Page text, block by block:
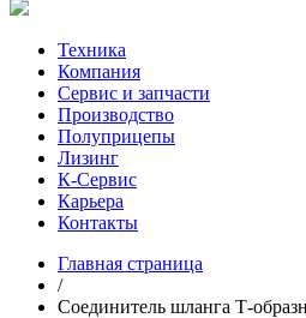
Техника
Компания
Сервис и запчасти
Производство
Полуприцепы
Лизинг
К-Сервис
Карьера
Контакты
Главная страница
/
Соединитель шланга Т-